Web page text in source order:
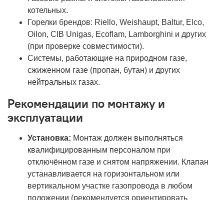
котельных.
Горелки брендов: Riello, Weishaupt, Baltur, Elco,
Oilon, CIB Unigas, Ecoflam, Lamborghini и других
(при проверке совместимости).
Системы, работающие на природном газе,
сжиженном газе (пропан, бутан) и других
нейтральных газах.
Рекомендации по монтажу и
эксплуатации
Установка: Монтаж должен выполняться
квалифицированным персоналом при
отключённом газе и снятом напряжении. Клапан
устанавливается на горизонтальном или
вертикальном участке газопровода в любом
положении (рекомендуется ориентировать